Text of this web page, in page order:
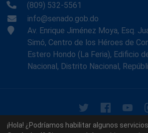
(809) 532-5561
info@senado.gob.do
Av. Enrique Jiménez Moya, Esq.
Simó, Centro de los Héroes de
Estero Hondo (La Feria), Edificio
Nacional, Distrito Nacional,
© 2026 - Memoria Histórica del
¡Hola! ¿Podríamos habilitar algunos